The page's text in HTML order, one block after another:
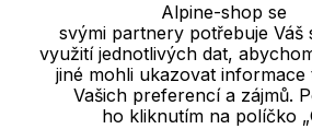
+420 530 334 493
Cookie - podrobné nastavení|Další
Alpine-shop se
svými partnery potřebuje Váš
využití jednotlivých dat,
jiné mohli ukazovat informace
Vašich preferencí a zájmů.
ho kliknutím na políčko